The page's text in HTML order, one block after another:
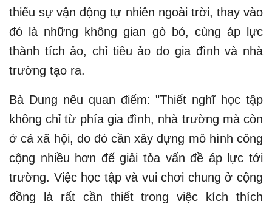
thiếu sự vận động tự nhiên ngoài trời, thay vào
đó là những không gian gò bó, cùng áp lực
thành tích ảo, chỉ tiêu ảo do gia đình và nhà
trường tạo ra.
Bà Dung nêu quan điểm: "Thiết nghĩ học tập
không chỉ từ phía gia đình, nhà trường mà còn
ở cả xã hội, do đó cần xây dựng mô hình công
cộng nhiều hơn để giải tỏa vấn đề áp lực tới
trường. Việc học tập và vui chơi chung ở cộng
đồng là rất cần thiết trong việc kích thích